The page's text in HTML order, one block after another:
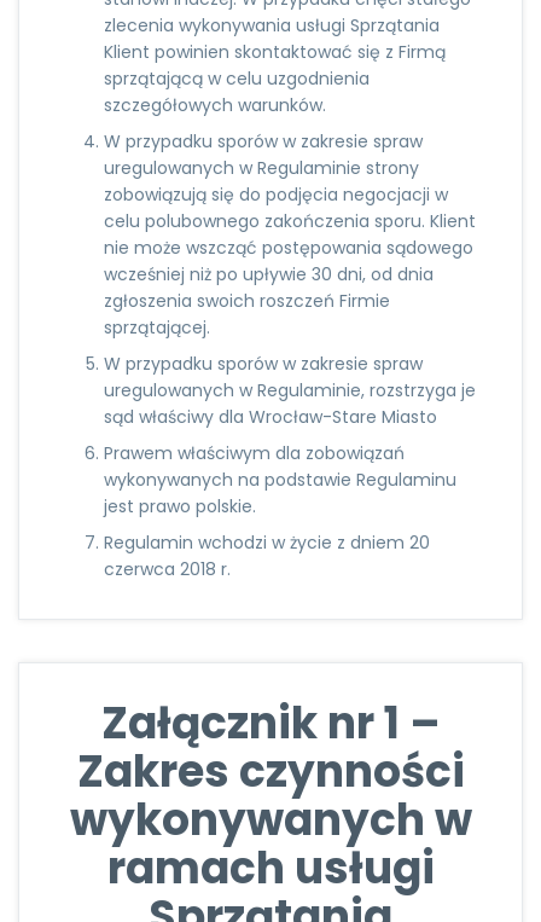
zlecenia wykonywania usługi Sprzątania
Klient powinien skontaktować się z Firmą
sprzątającą w celu uzgodnienia
szczegółowych warunków.
W przypadku sporów w zakresie spraw
uregulowanych w Regulaminie strony
zobowiązują się do podjęcia negocjacji w
celu polubownego zakończenia sporu. Klient
nie może wszcząć postępowania sądowego
wcześniej niż po upływie 30 dni, od dnia
zgłoszenia swoich roszczeń Firmie
sprzątającej.
W przypadku sporów w zakresie spraw
uregulowanych w Regulaminie, rozstrzyga je
sąd właściwy dla Wrocław-Stare Miasto
Prawem właściwym dla zobowiązań
wykonywanych na podstawie Regulaminu
jest prawo polskie.
Regulamin wchodzi w życie z dniem 20
czerwca 2018 r.
Załącznik nr 1 –
Zakres czynności
wykonywanych w
ramach usługi